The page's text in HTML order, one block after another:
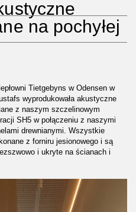
na pochyłej
Tietgebyns w Odensen w
wyprodukowała akustyczne
z naszym szczelinowym
SH5 w połączeniu z naszymi
drewnianymi. Wszystkie
z forniru jesionowego i są
i ukryte na ścianach i